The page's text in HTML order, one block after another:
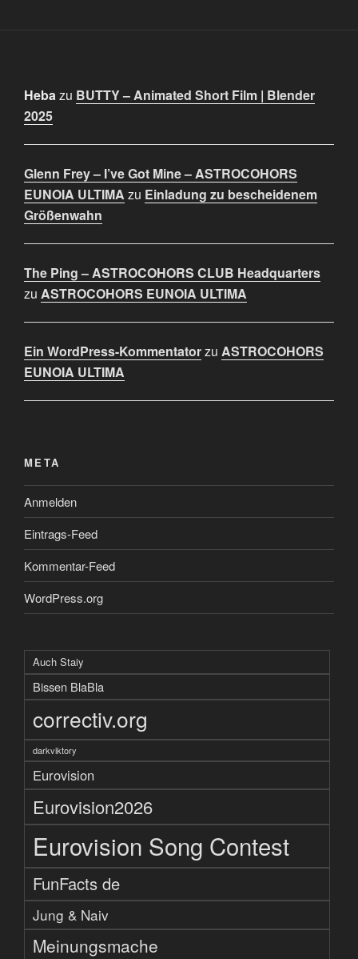
Hebazu BUTTY – Animated Short Film | Blender
2025
Glenn Frey – I’ve Got Mine – ASTROCOHORS
EUNOIA ULTIMA zu Einladung zu bescheidenem
Größenwahn
The Ping – ASTROCOHORS CLUB Headquarters
zu ASTROCOHORS EUNOIA ULTIMA
Ein WordPress-Kommentatorzu ASTROCOHORS
EUNOIA ULTIMA
META
Anmelden
Eintrags-Feed
Kommentar-Feed
WordPress.org
Auch Staiy
Bissen BlaBla
correctiv.org
darkviktory
Eurovision
Eurovision2026
Eurovision Song Contest
FunFacts de
Jung & Naiv
Meinungsmache